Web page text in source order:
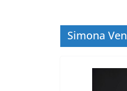
Simona